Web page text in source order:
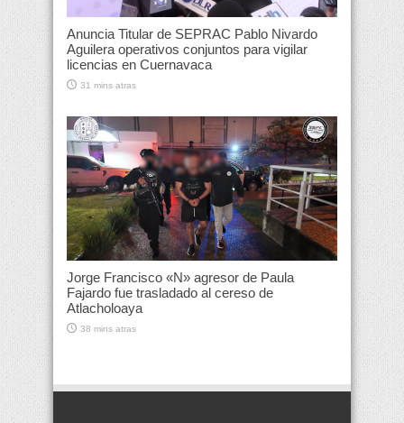
Anuncia Titular de SEPRAC Pablo Nivardo
Aguilera operativos conjuntos para vigilar
licencias en Cuernavaca
31 mins atras
Jorge Francisco «N» agresor de Paula
Fajardo fue trasladado al cereso de
Atlacholoaya
38 mins atras